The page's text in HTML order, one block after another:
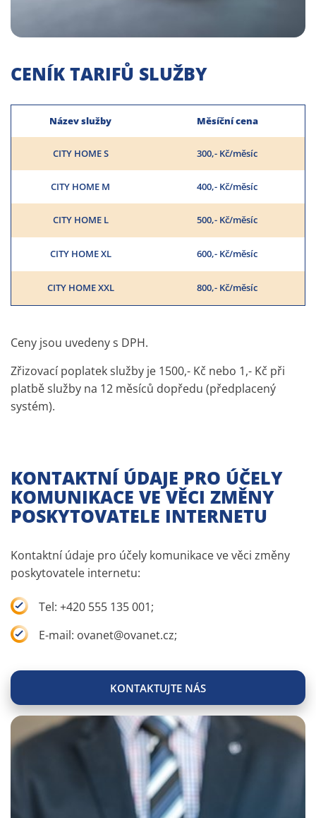
CENÍK TARIFŮ SLUŽBY
Název služby Měsíční cena
CITY HOME S 300,- Kč/měsíc
CITY HOME M 400,- Kč/měsíc
CITY HOME L 500,- Kč/měsíc
CITY HOME XL 600,- Kč/měsíc
CITY HOME XXL 800,- Kč/měsíc
Ceny jsou uvedeny s DPH.
Zřizovací poplatek služby je 1500,- Kč nebo 1,- Kč při
platbě služby na 12 měsíců dopředu (předplacený
systém).
KONTAKTNÍ ÚDAJE PRO ÚČELY
KOMUNIKACE VE VĚCI ZMĚNY
POSKYTOVATELE INTERNETU
Kontaktní údaje pro účely komunikace ve věci změny
poskytovatele internetu:
Tel: +420 555 135 001;
E-mail: ovanet@ovanet.cz;
KONTAKTUJTE NÁS